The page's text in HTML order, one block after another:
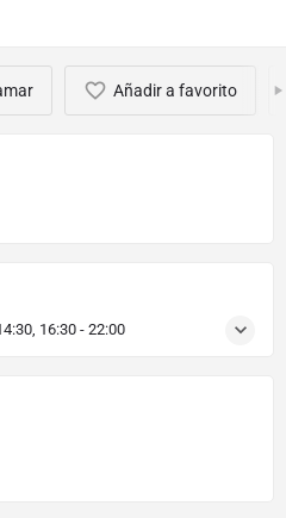
Añadir a favorito
16:30 - 22:00